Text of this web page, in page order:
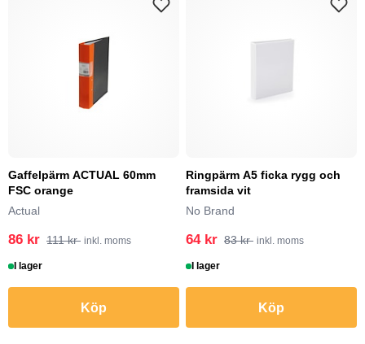
Gaffelpärm ACTUAL 60mm
FSC orange
Actual
86 kr 111 kr inkl. moms
I lager
Köp
Ringpärm A5 ficka rygg och
framsida vit
No Brand
64 kr 83 kr inkl. moms
I lager
Köp